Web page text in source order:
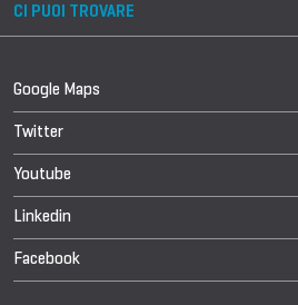
CI PUOI TROVARE
Google Maps
Twitter
Youtube
Linkedin
Facebook